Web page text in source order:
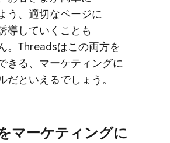
う、​適切な​ページに​
導していく​ことも​
。​Threadsは​この​両方を​
きる、​マーケティングに​
だと​いえるでしょう。
マーケティングに​